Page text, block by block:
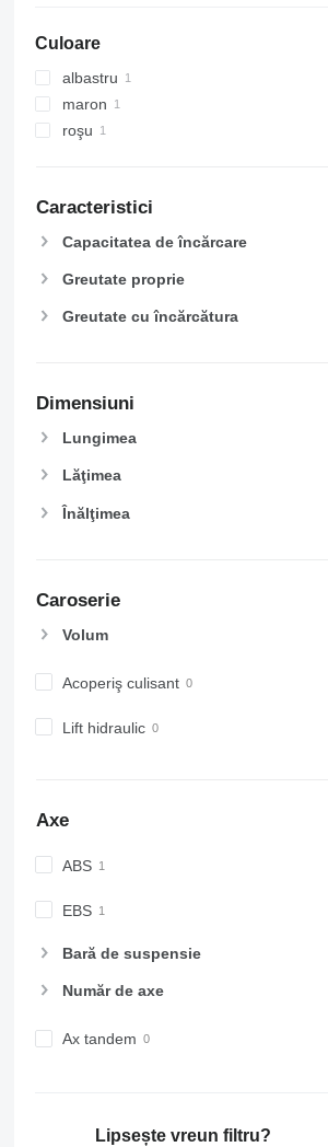
Culoare
albastru
maron
roşu
Caracteristici
Capacitatea de încărcare
Greutate proprie
Greutate cu încărcătura
Dimensiuni
Lungimea
Lăţimea
Înălţimea
Caroserie
Volum
Acoperiş culisant
Lift hidraulic
Axe
ABS
EBS
Bară de suspensie
Număr de axe
Ax tandem
Lipsește vreun filtru?